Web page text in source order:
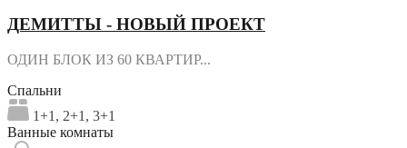
ДЕМИТТЫ - НОВЫЙ ПРОЕКТ
ОДИН БЛОК ИЗ 60 КВАРТИР...
Спальни
1+1, 2+1, 3+1
Ванные комнаты